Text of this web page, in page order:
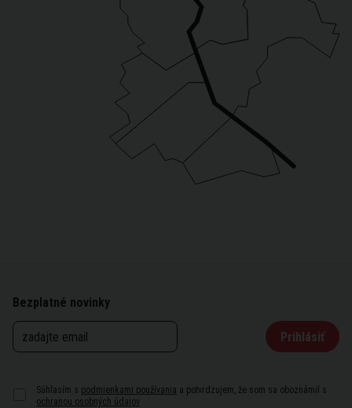
Bezplatné novinky
Prihlásiť
Súhlasím s podmienkami používania a potvrdzujem, že som sa oboznámil s
ochranou osobných údajov